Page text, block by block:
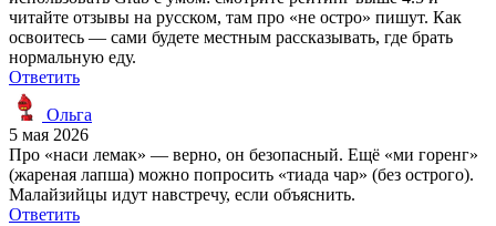
читайте отзывы на русском, там про «не остро» пишут. Как
освоитесь — сами будете местным рассказывать, где брать
нормальную еду.
Ответить
Ольга
5 мая 2026
Про «наси лемак» — верно, он безопасный. Ещё «ми горенг»
(жареная лапша) можно попросить «тиада чар» (без острого).
Малайзийцы идут навстречу, если объяснить.
Ответить